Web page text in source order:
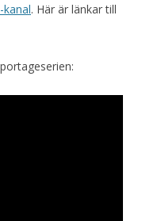
kanal. Här är länkar till